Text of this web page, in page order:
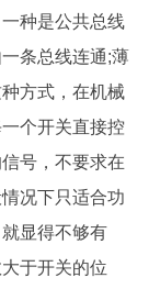
种是公共总线
条总线连通;薄
方式，在机械
个开关直接控
号，不要求在
况下只适合功
显得不够有
于开关的位